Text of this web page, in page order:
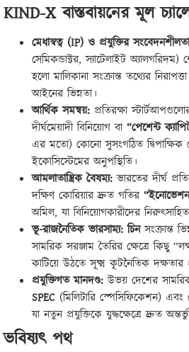
KIND-Xবাস্তবায়নের মূল
মেধাস্বত্ব (IP) ও প্রযুক্তির
সেমিকন্ডাক্টর, স্যাটেলাইট অ্যালগরিদম)
হলো মালিকানা সংক্রান্ত তথ্যের
আইনের ভিন্নতা।
আর্থিক সমন্বয়: প্রতিরক্ষা
দীর্ঘমেয়াদী বিনিয়োগ বা “পেশেন্ট
এর মতো) কোনো সুসংগঠিত দ্বিপাক্ষিক
ইকোসিস্টেমের অনুপস্থিতি।
আমলাতান্ত্রিক বৈষম্য: ভারতের দীর্ঘ
দক্ষিণ কোরিয়ার দ্রুত গতির “
অমিল, যা বিনিয়োগকারীদের
ভূ-রাজনৈতিক ভারসাম্য: চিনসংক্রান্ত
সামরিক সরঞ্জাম তৈরির ক্ষেত্রে কিছু
কাটিয়ে উঠতে সূক্ষ্ম কূটনৈতিক দক্ষতার
প্রযুক্তিগত মানদণ্ড: উভয় দেশের সামরিক
SPEC (মিলিটারি স্পেসিফিকেশন)
যা নতুন প্রযুক্তিকে যুদ্ধক্ষেত্রে দ্রুত
ভবিষ্যৎ পথ